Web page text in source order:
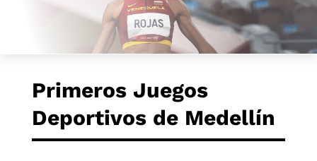
Primeros Juegos
Deportivos de Medellín